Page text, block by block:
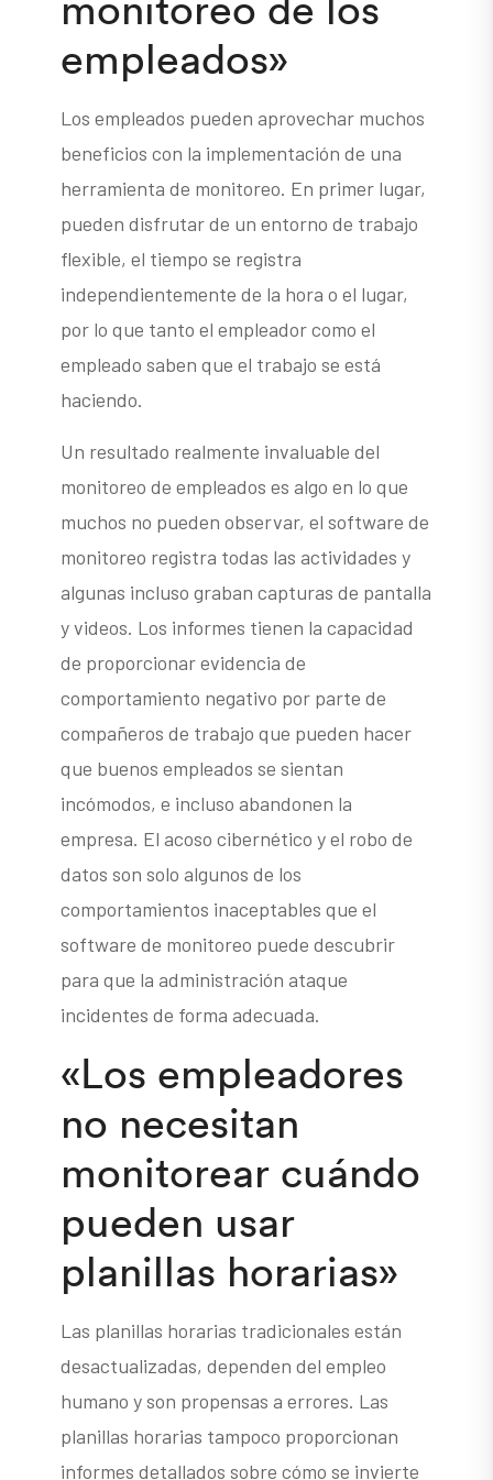
empleados»
Los empleados pueden aprovechar muchos
beneficios con la implementación de una
herramienta de monitoreo. En primer lugar,
pueden disfrutar de un entorno de trabajo
flexible, el tiempo se registra
independientemente de la hora o el lugar,
por lo que tanto el empleador como el
empleado saben que el trabajo se está
haciendo.
Un resultado realmente invaluable del
monitoreo de empleados es algo en lo que
muchos no pueden observar, el software de
monitoreo registra todas las actividades y
algunas incluso graban capturas de pantalla
y videos. Los informes tienen la capacidad
de proporcionar evidencia de
comportamiento negativo por parte de
compañeros de trabajo que pueden hacer
que buenos empleados se sientan
incómodos, e incluso abandonen la
empresa. El acoso cibernético y el robo de
datos son solo algunos de los
comportamientos inaceptables que el
software de monitoreo puede descubrir
para que la administración ataque
incidentes de forma adecuada.
«Los empleadores
no necesitan
monitorear cuándo
pueden usar
planillas horarias»
Las planillas horarias tradicionales están
desactualizadas, dependen del empleo
humano y son propensas a errores. Las
planillas horarias tampoco proporcionan
informes detallados sobre cómo se invierte